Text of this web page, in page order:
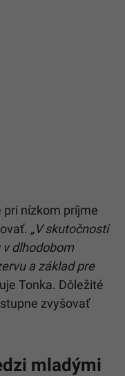
nízkom príjme
„V skutočnosti
dlhodobom
a základ pre
Tonka. Dôležité
zvyšovať
mladými